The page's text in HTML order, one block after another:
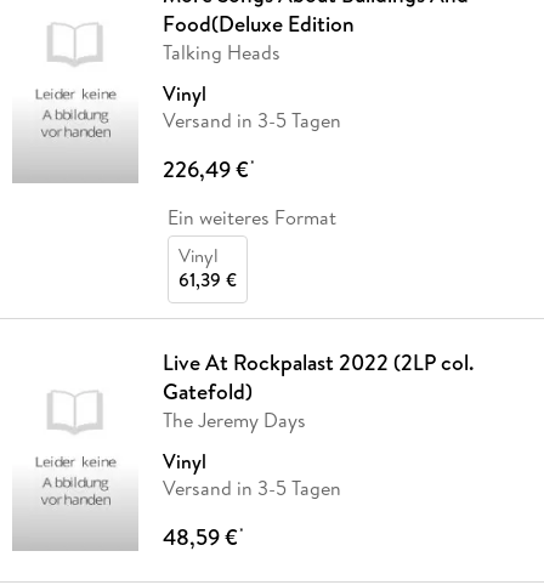
Food(Deluxe Edition
Talking Heads
Vinyl
Versand in 3-5 Tagen
226,49 €*
Ein weiteres Format
Vinyl
61,39 €
Live At Rockpalast 2022 (2LP col.
Gatefold)
The Jeremy Days
Vinyl
Versand in 3-5 Tagen
48,59 €*